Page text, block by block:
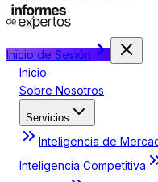
Inicio de Sesión
Inicio
Sobre Nosotros
Servicios
Inteligencia de
Inteligencia Competitiva